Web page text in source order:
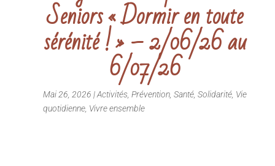
Seniors « Dormir en toute
sérénité ! » – 2/06/26 au
6/07/26
Mai 26, 2026 |Activités, Prévention, Santé, Solidarité, Vie
quotidienne, Vivre ensemble